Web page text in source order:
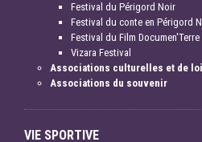
Festival du Périgord Noir
Festival du conte en Périgord
Festival du Film Documen'Terre
Vizara Festival
Associations culturelles et de
Associations du souvenir
VIE SPORTIVE